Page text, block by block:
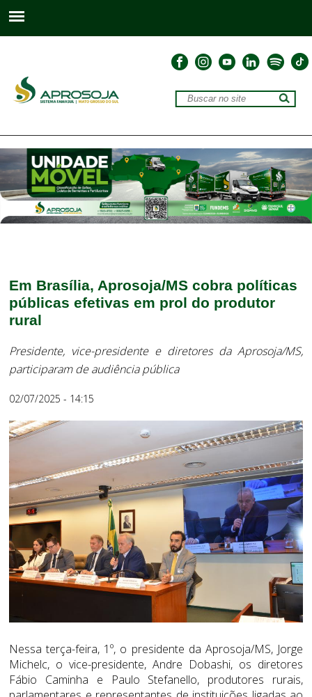
Em Brasília, Aprosoja/MS cobra políticas
públicas efetivas em prol do produtor
rural
Presidente, vice-presidente e diretores da Aprosoja/MS,
participaram de audiência pública
02/07/2025 - 14:15
Nessa terça-feira, 1º, o presidente da Aprosoja/MS, Jorge
Michelc, o vice-presidente, Andre Dobashi, os diretores
Fábio Caminha e Paulo Stefanello, produtores rurais,